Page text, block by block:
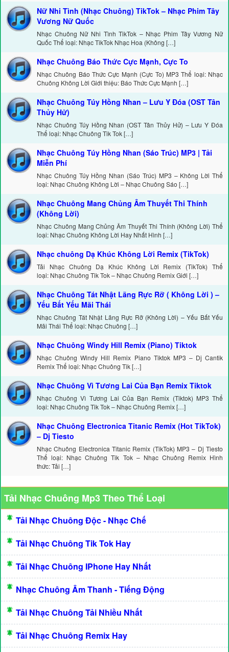
Nữ Nhi Tình (Nhạc Chuông) TikTok – Nhạc Phim Tây
Vương Nữ Quốc
Nhạc Chuông Nữ Nhi Tình TikTok – Nhạc Phim Tây Vương Nữ
Quốc Thể loại: Nhạc TikTok Nhạc Hoa (Không […]
Nhạc Chuông Báo Thức Cực Mạnh, Cực To
Nhạc Chuông Báo Thức Cực Mạnh (Cực To) MP3 Thể loại: Nhạc
Chuông Không Lời Giới thiệu: Báo Thức Cực Mạnh […]
Nhạc Chuông Túy Hồng Nhan – Lưu Y Đóa (OST Tân
Thủy Hử)
Nhạc Chuông Túy Hồng Nhan (OST Tân Thủy Hử) – Lưu Y Đóa
Thể loại: Nhạc Chuông Tik Tok […]
Nhạc Chuông Túy Hồng Nhan (Sáo Trúc) MP3 | Tải
Miễn Phí
Nhạc Chuông Túy Hồng Nhan (Sáo Trúc) MP3 – Không Lời Thể
loại: Nhạc Chuông Không Lời – Nhạc Chuông Sáo […]
Nhạc Chuông Mang Chủng Âm Thuyết Thi Thính
(Không Lời)
Nhạc Chuông Mang Chủng Âm Thuyết Thi Thính (Không Lời) Thể
loại: Nhạc Chuông Không Lời Hay Nhất Hình […]
Nhạc chuông Dạ Khúc Không Lời Remix (TikTok)
Tải Nhạc Chuông Dạ Khúc Không Lời Remix (TikTok) Thể
loại: Nhạc Chuông Tik Tok – Nhạc Chuông Remix Giới […]
Nhạc Chuông Tát Nhật Lãng Rực Rỡ ( Không Lời ) –
Yếu Bất Yếu Mãi Thái
Nhạc Chuông Tát Nhật Lãng Rực Rỡ (Không Lời) – Yếu Bất Yếu
Mãi Thái Thể loại: Nhạc Chuông […]
Nhạc Chuông Windy Hill Remix (Piano) Tiktok
Nhạc Chuông Windy Hill Remix Piano Tiktok MP3 – Dj Cantik
Remix Thể loại: Nhạc Chuông Tik […]
Nhạc Chuông Vì Tương Lai Của Bạn Remix Tiktok
Nhạc Chuông Vì Tương Lai Của Bạn Remix (Tiktok) MP3 Thể
loại: Nhạc Chuông Tik Tok – Nhạc Chuông Remix […]
Nhạc Chuông Electronica Titanic Remix (Hot TikTok)
– Dj Tiesto
Nhạc Chuông Electronica Titanic Remix (TikTok) MP3 – Dj Tiesto
Thể loại: Nhạc Chuông Tik Tok – Nhạc Chuông Remix Hình
thức: Tải […]
Tải Nhạc Chuông Mp3 Theo Thể Loại
Tải Nhạc Chuông Độc - Nhạc Chế
Tải Nhạc Chuông Tik Tok Hay
Tải Nhạc Chuông IPhone Hay Nhất
Nhạc Chuông Âm Thanh - Tiếng Động
Tải Nhạc Chuông Tải Nhiều Nhất
Tải Nhạc Chuông Remix Hay